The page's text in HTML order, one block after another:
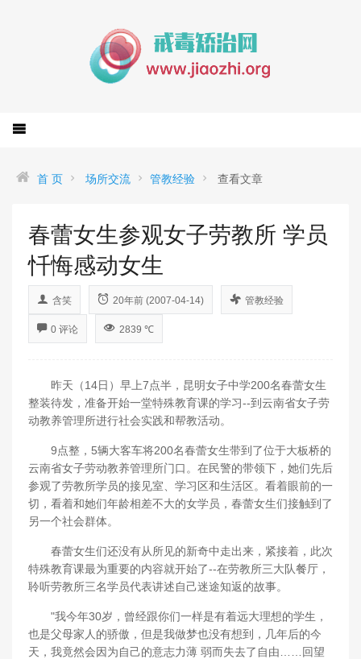
首 页 场所交流 管教经验 查看文章
春蕾女生参观女子劳教所 学员
忏悔感动女生
含笑 20年前 (2007-04-14) 管教经验
0 评论 2839 ℃
昨天（14日）早上7点半，昆明女子中学200名春蕾女生
整装待发，准备开始一堂特殊教育课的学习--到云南省女子劳
动教养管理所进行社会实践和帮教活动。
9点整，5辆大客车将200名春蕾女生带到了位于大板桥的
云南省女子劳动教养管理所门口。在民警的带领下，她们先后
参观了劳教所学员的接见室、学习区和生活区。看着眼前的一
切，看着和她们年龄相差不大的女学员，春蕾女生们接触到了
另一个社会群体。
春蕾女生们还没有从所见的新奇中走出来，紧接着，此次
特殊教育课最为重要的内容就开始了--在劳教所三大队餐厅，
聆听劳教所三名学员代表讲述自己迷途知返的故事。
"我今年30岁，曾经跟你们一样是有着远大理想的学生，
也是父母家人的骄傲，但是我做梦也没有想到，几年后的今
天，我竟然会因为自己的意志力薄 弱而失去了自由……回望